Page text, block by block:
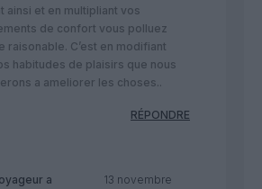
ainsi et en multipliant vos
de confort vous polluez
raisonable. C’est en modifiant
habitudes de plaisirs que nous
a ameliorer les choses..
RÉPONDRE
a
13 novembre